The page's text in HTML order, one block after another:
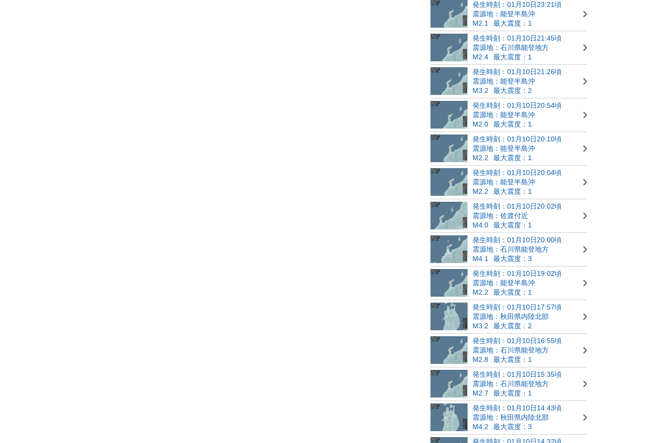
発生時刻：01月10日23:21頃
震源地：能登半島沖
M2.1
最大震度：1
発生時刻：01月10日21:45頃
震源地：石川県能登地方
M2.4
最大震度：1
発生時刻：01月10日21:26頃
震源地：能登半島沖
M3.2
最大震度：2
発生時刻：01月10日20:54頃
震源地：能登半島沖
M2.0
最大震度：1
発生時刻：01月10日20:10頃
震源地：能登半島沖
M2.2
最大震度：1
発生時刻：01月10日20:04頃
震源地：能登半島沖
M2.2
最大震度：1
発生時刻：01月10日20:02頃
震源地：佐渡付近
M4.0
最大震度：1
発生時刻：01月10日20:00頃
震源地：石川県能登地方
M4.1
最大震度：3
発生時刻：01月10日19:02頃
震源地：能登半島沖
M2.2
最大震度：1
発生時刻：01月10日17:57頃
震源地：秋田県内陸北部
M3.2
最大震度：2
発生時刻：01月10日16:55頃
震源地：石川県能登地方
M2.8
最大震度：1
発生時刻：01月10日15:35頃
震源地：石川県能登地方
M2.7
最大震度：1
発生時刻：01月10日14:43頃
震源地：秋田県内陸北部
M4.2
最大震度：3
発生時刻：01月10日14:32頃